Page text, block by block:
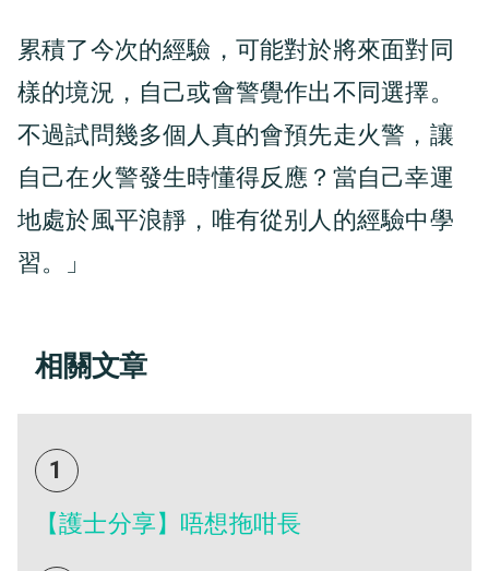
累積了今次的經驗，可能對於將來面對同
樣的境況，自己或會警覺作出不同選擇。
不過試問幾多個人真的會預先走火警，讓
自己在火警發生時懂得反應？當自己幸運
地處於風平浪靜，唯有從别人的經驗中學
習。」
相關文章
1
【護士分享】唔想拖咁長